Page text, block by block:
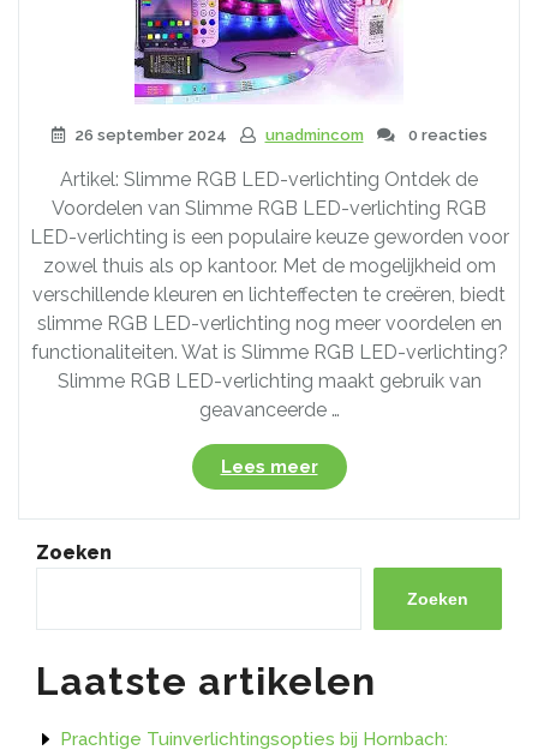
26 september 2024 unadmincom 0 reacties
Artikel: Slimme RGB LED-verlichting Ontdek de
Voordelen van Slimme RGB LED-verlichting RGB
LED-verlichting is een populaire keuze geworden voor
zowel thuis als op kantoor. Met de mogelijkheid om
verschillende kleuren en lichteffecten te creëren, biedt
slimme RGB LED-verlichting nog meer voordelen en
functionaliteiten. Wat is Slimme RGB LED-verlichting?
Slimme RGB LED-verlichting maakt gebruik van
geavanceerde …
Lees meer“Ontdek
de
Voordelen
Slimme
LED-
Zoeken
Zoeken
Laatste artikelen
Prachtige Tuinverlichtingsopties bij Hornbach: